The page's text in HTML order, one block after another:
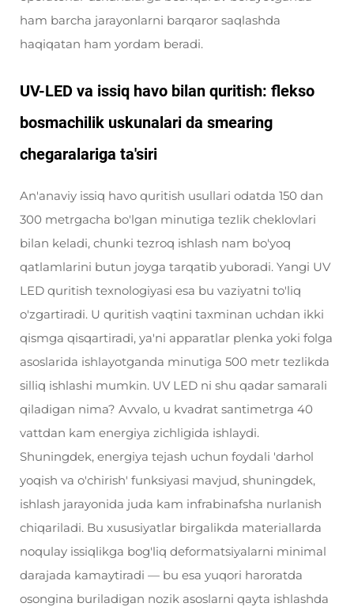
ham barcha jarayonlarni barqaror saqlashda
haqiqatan ham yordam beradi.
UV-LED va issiq havo bilan quritish: flekso
bosmachilik uskunalari da smearing
chegaralariga ta'siri
An'anaviy issiq havo quritish usullari odatda 150 dan
300 metrgacha bo'lgan minutiga tezlik cheklovlari
bilan keladi, chunki tezroq ishlash nam bo'yoq
qatlamlarini butun joyga tarqatib yuboradi. Yangi UV
LED quritish texnologiyasi esa bu vaziyatni to'liq
o'zgartiradi. U quritish vaqtini taxminan uchdan ikki
qismga qisqartiradi, ya'ni apparatlar plenka yoki folga
asoslarida ishlayotganda minutiga 500 metr tezlikda
silliq ishlashi mumkin. UV LED ni shu qadar samarali
qiladigan nima? Avvalo, u kvadrat santimetrga 40
vattdan kam energiya zichligida ishlaydi.
Shuningdek, energiya tejash uchun foydali 'darhol
yoqish va o'chirish' funksiyasi mavjud, shuningdek,
ishlash jarayonida juda kam infrabinafsha nurlanish
chiqariladi. Bu xususiyatlar birgalikda materiallarda
noqulay issiqlikga bog'liq deformatsiyalarni minimal
darajada kamaytiradi — bu esa yuqori haroratda
osongina buriladigan nozik asoslarni qayta ishlashda